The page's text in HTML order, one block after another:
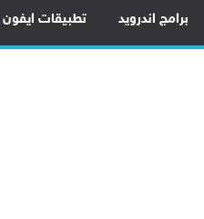
برامج اندرويد تطبيقات ايفون